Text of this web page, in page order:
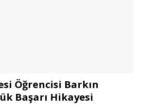
Öğrencisi Barkın
Başarı Hikayesi